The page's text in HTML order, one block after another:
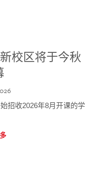
校区将于今秋
招收2026年8月开课的学